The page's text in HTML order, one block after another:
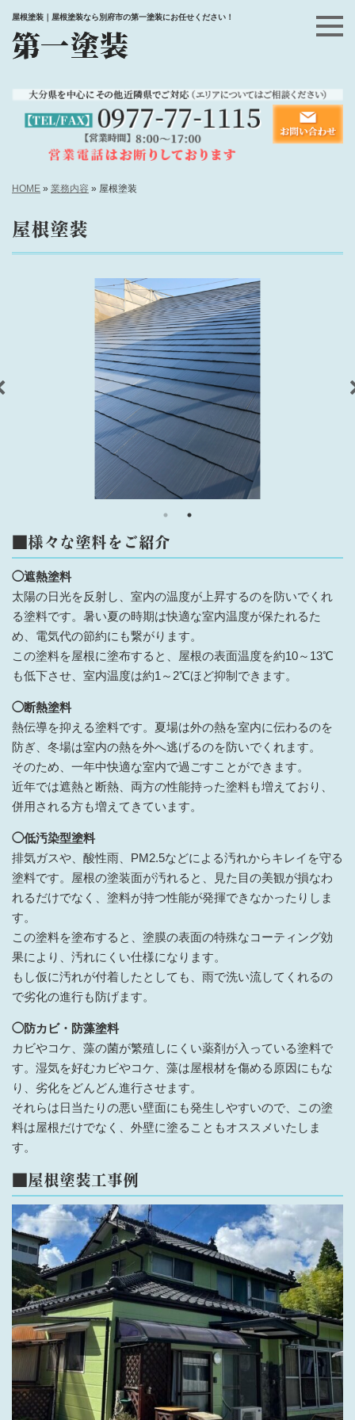
屋根塗装｜屋根塗装なら別府市の第一塗装にお任せください！
HOME » 業務内容 » 屋根塗装
屋根塗装
■様々な塗料をご紹介
◯遮熱塗料
太陽の日光を反射し、室内の温度が上昇するのを防いでくれ
る塗料です。暑い夏の時期は快適な室内温度が保たれるた
め、電気代の節約にも繋がります。
この塗料を屋根に塗布すると、屋根の表面温度を約10～13℃
も低下させ、室内温度は約1～2℃ほど抑制できます。
◯断熱塗料
熱伝導を抑える塗料です。夏場は外の熱を室内に伝わるのを
防ぎ、冬場は室内の熱を外へ逃げるのを防いでくれます。
そのため、一年中快適な室内で過ごすことができます。
近年では遮熱と断熱、両方の性能持った塗料も増えており、
併用される方も増えてきています。
◯低汚染型塗料
排気ガスや、酸性雨、PM2.5などによる汚れからキレイを守る
塗料です。屋根の塗装面が汚れると、見た目の美観が損なわ
れるだけでなく、塗料が持つ性能が発揮できなかったりしま
す。
この塗料を塗布すると、塗膜の表面の特殊なコーティング効
果により、汚れにくい仕様になります。
もし仮に汚れが付着したとしても、雨で洗い流してくれるの
で劣化の進行も防げます。
◯防カビ・防藻塗料
カビやコケ、藻の菌が繁殖しにくい薬剤が入っている塗料で
す。湿気を好むカビやコケ、藻は屋根材を傷める原因にもな
り、劣化をどんどん進行させます。
それらは日当たりの悪い壁面にも発生しやすいので、この塗
料は屋根だけでなく、外壁に塗ることもオススメいたしま
す。
■屋根塗装工事例